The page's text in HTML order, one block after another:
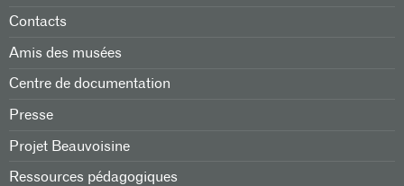
Contacts
Amis des musées
Centre de documentation
Presse
Projet Beauvoisine
Ressources pédagogiques